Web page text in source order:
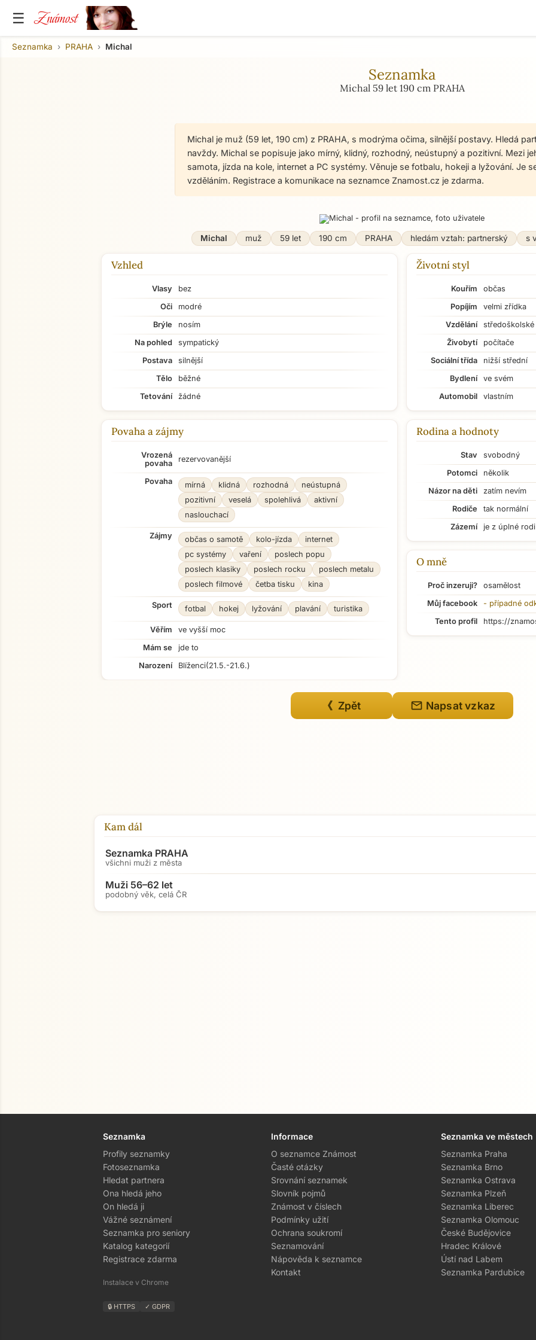
☰ Známost
Seznamka PRAHA Michal
Seznamka
Michal 59 let 190 cm PRAHA
Michal je muž (59 let, 190 cm) z PRAHA, s modrýma očima, silnější postavy. Hledá
navždy. Michal se popisuje jako mírný, klidný, rozhodný, neústupný a pozitivní. Mezi
samota, jízda na kole, internet a PC systémy. Věnuje se fotbalu, hokeji a lyžování. Je
vzděláním. Registrace a komunikace na seznamce Znamost.cz je zdarma.
Michal muž 59 let 190 cm PRAHA hledám vztah: partnerský s
Vzhled
Vlasy
bez
Oči
modré
Brýle
nosím
Na pohled
sympatický
Postava
silnější
Tělo
běžné
Tetování
žádné
Povaha a zájmy
Vrozená
povaha
rezervovanější
Povaha mírná klidná rozhodná
neústupná
pozitivní
veselá spolehlivá
aktivní
naslouchací
Zájmy občas o samotě kolo-jízda
internet
pc systémy
vaření
poslech popu
poslech klasiky
poslech rocku
poslech metalu
poslech filmové
četba tisku kina
Sport fotbal hokej lyžování plavání turistika
Věřím
ve vyšší moc
Mám se
jde to
Narození
Blíženci(21.5.-21.6.)
Životní styl
Kouřím
občas
Popíjím
velmi zřídka
Vzdělání
středoškolské
Živobytí
počítače
Sociální třída
nižší střední
Bydlení
ve svém
Automobil
vlastním
Rodina a hodnoty
Stav
svobodný
Potomci
několik
Názor na děti
zatím nevím
Rodiče
tak normální
Zázemí
je z úplné
O mně
Proč inzeruji?
osamělost
Můj facebook
- případné
Tento profil
https://
《 Zpět mail Napsat vzkaz
Kam dál
Seznamka PRAHA
všichni muži z města
Muži 56–62 let
podobný věk, celá ČR
Seznamka
Profily seznamky
Fotoseznamka
Hledat partnera
Ona hledá jeho
On hledá ji
Vážné seznámení
Seznamka pro seniory
Katalog kategorií
Registrace zdarma
Instalace v Chrome
🔒 HTTPS ✓ GDPR
Informace
O seznamce Známost
Časté otázky
Srovnání seznamek
Slovník pojmů
Známost v číslech
Podmínky užití
Ochrana soukromí
Seznamování
Nápověda k seznamce
Kontakt
Seznamka ve městech
Seznamka Praha
Seznamka Brno
Seznamka Ostrava
Seznamka Plzeň
Seznamka Liberec
Seznamka Olomouc
České Budějovice
Hradec Králové
Ústí nad Labem
Seznamka Pardubice